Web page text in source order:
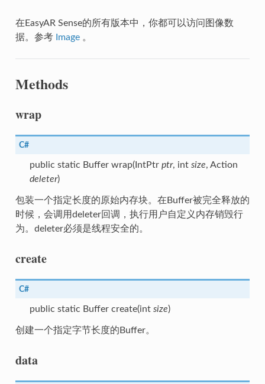
在EasyAR Sense的所有版本中，你都可以访问图像数
据。参考 Image。
Methods
wrap
C#
public static Buffer wrap(IntPtr ptr, int size, Action
deleter)
包装一个指定长度的原始内存块。在Buffer被完全释放的
时候，会调用deleter回调，执行用户自定义内存销毁行
为。deleter必须是线程安全的。
create
C#
public static Buffer create(int size)
创建一个指定字节长度的Buffer。
data